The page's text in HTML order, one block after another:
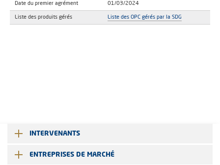
Date du premier agrément 01/03/2024
Liste des produits gérés Liste des OPC gérés par la SDG
INTERVENANTS
ENTREPRISES DE MARCHÉ